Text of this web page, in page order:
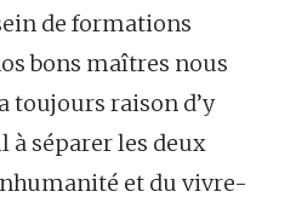
de formations
bons maîtres nous
toujours raison d’y
à séparer les deux
et du vivre-